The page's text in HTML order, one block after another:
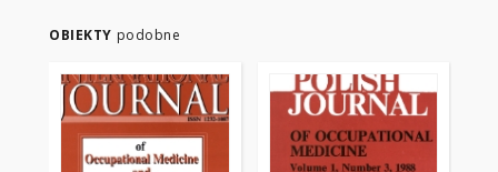
OBIEKTY podobne